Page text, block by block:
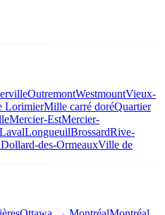
OutremontWestmountVieux-
LorimierMille carré doréQuartier
Mercier-EstMercier-
LavalLongueuilBrossardRive-
Dollard-des-OrmeauxVille de